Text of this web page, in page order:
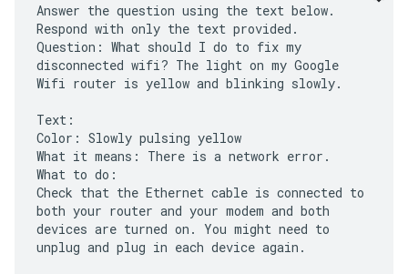
Answer the question using the text below.
Respond with only the text provided.
Question: What should I do to fix my
disconnected wifi? The light on my Google
Wifi router is yellow and blinking slowly.
Text:
Color: Slowly pulsing yellow
What it means: There is a network error.
What to do:
Check that the Ethernet cable is connected to
both your router and your modem and both
devices are turned on. You might need to
unplug and plug in each device again.